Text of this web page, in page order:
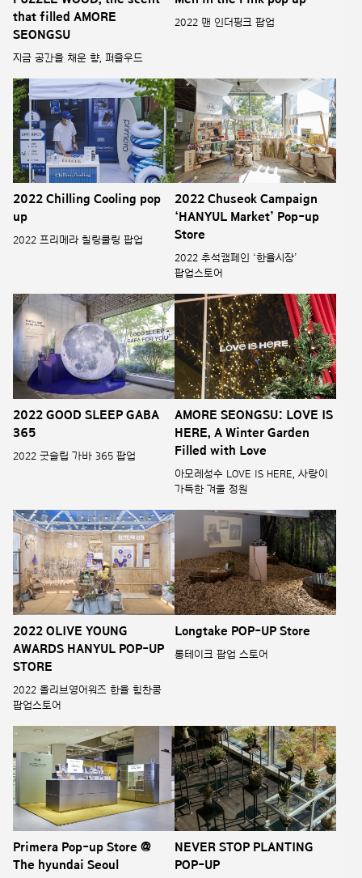
that filled AMORE
SEONGSU
지금 공간을 채운 향, 퍼즐우드
2022 맨 인더핑크 팝업
2022 Chilling Cooling pop
up
2022 프리메라 칠링쿨링 팝업
2022 Chuseok Campaign
‘HANYUL Market’ Pop-up
Store
2022 추석캠페인 ‘한율시장’
팝업스토어
2022 GOOD SLEEP GABA
365
2022 굿슬립 가바 365 팝업
AMORE SEONGSU: LOVE IS
HERE, A Winter Garden
Filled with Love
아모레성수 LOVE IS HERE, 사랑이
가득한 겨울 정원
2022 OLIVE YOUNG
AWARDS HANYUL POP-UP
STORE
2022 올리브영어워즈 한율 힘찬콩
팝업스토어
Longtake POP-UP Store
롱테이크 팝업 스토어
Primera Pop-up Store @
The hyundai Seoul
NEVER STOP PLANTING
POP-UP